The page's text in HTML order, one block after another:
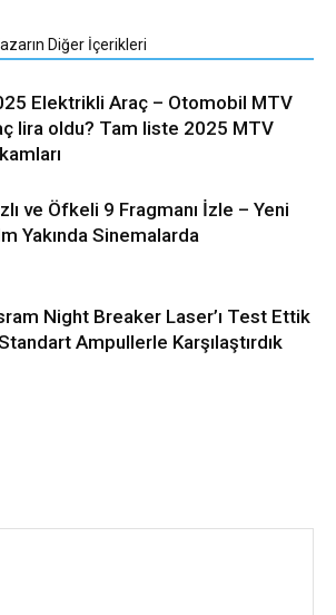
Diğer İçerikleri
Elektrikli Araç – Otomobil MTV
lira oldu? Tam liste 2025 MTV
ve Öfkeli 9 Fragmanı İzle – Yeni
Yakında Sinemalarda
Night Breaker Laser’ı Test Ettik
Ampullerle Karşılaştırdık